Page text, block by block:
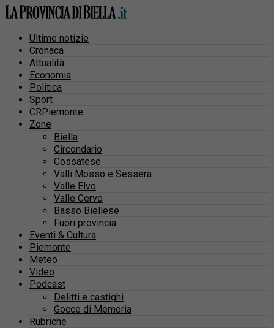
Ultime notizie
Cronaca
Attualità
Economia
Politica
Sport
CRPiemonte
Zone
Biella
Circondario
Cossatese
Valli Mosso e Sessera
Valle Elvo
Valle Cervo
Basso Biellese
Fuori provincia
Eventi & Cultura
Piemonte
Meteo
Video
Podcast
Delitti e castighi
Gocce di Memoria
Rubriche